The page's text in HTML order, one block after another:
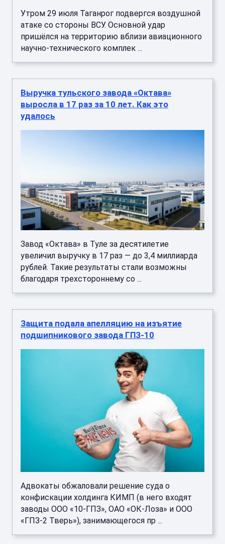
Утром 29 июля Таганрог подвергся воздушной
атаке со стороны ВСУ. Основной удар
пришёлся на территорию вблизи авиационного
научно-технического комплек ...
Выручка тульского завода «Октава»
выросла в 17 раз за 10 лет. Как это
удалось
Завод «Октава» в Туле за десятилетие
увеличил выручку в 17 раз — до 3,4 миллиарда
рублей. Такие результаты стали возможны
благодаря трехстороннему со ...
Защита подала апелляцию на изъятие
подшипникового завода ГПЗ-10
Адвокаты обжаловали решение суда о
конфискации холдинга КИМП (в него входят
заводы ООО «10-ГПЗ», ОАО «ОК-Лоза» и ООО
«ГПЗ-2 Тверь»), занимающегося пр ...